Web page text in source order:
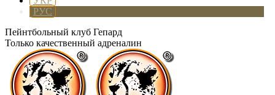
РУС
Пейнтбольный клуб Гепард
Только качественный адреналин